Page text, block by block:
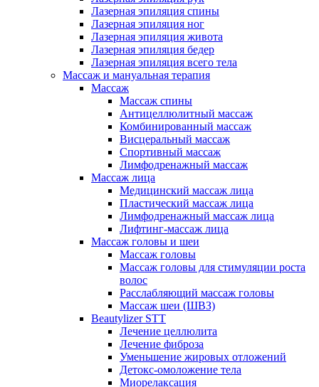
Лазерная эпиляция спины
Лазерная эпиляция ног
Лазерная эпиляция живота
Лазерная эпиляция бедер
Лазерная эпиляция всего тела
Массаж и мануальная терапия
Массаж
Массаж спины
Антицеллюлитный массаж
Комбинированный массаж
Висцеральный массаж
Спортивный массаж
Лимфодренажный массаж
Массаж лица
Медицинский массаж лица
Пластический массаж лица
Лимфодренажный массаж лица
Лифтинг-массаж лица
Массаж головы и шеи
Массаж головы
Массаж головы для стимуляции роста
волос
Расслабляющий массаж головы
Массаж шеи (ШВЗ)
Beautylizer STT
Лечение целлюлита
Лечение фиброза
Уменьшение жировых отложений
Детокс-омоложение тела
Миорелаксация